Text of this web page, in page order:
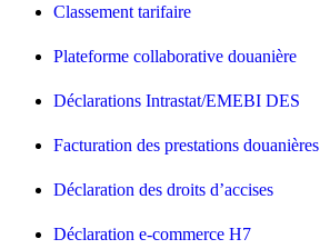
Classement tarifaire
Plateforme collaborative douanière
Déclarations Intrastat/EMEBI DES
Facturation des prestations douanières
Déclaration des droits d’accises
Déclaration e-commerce H7